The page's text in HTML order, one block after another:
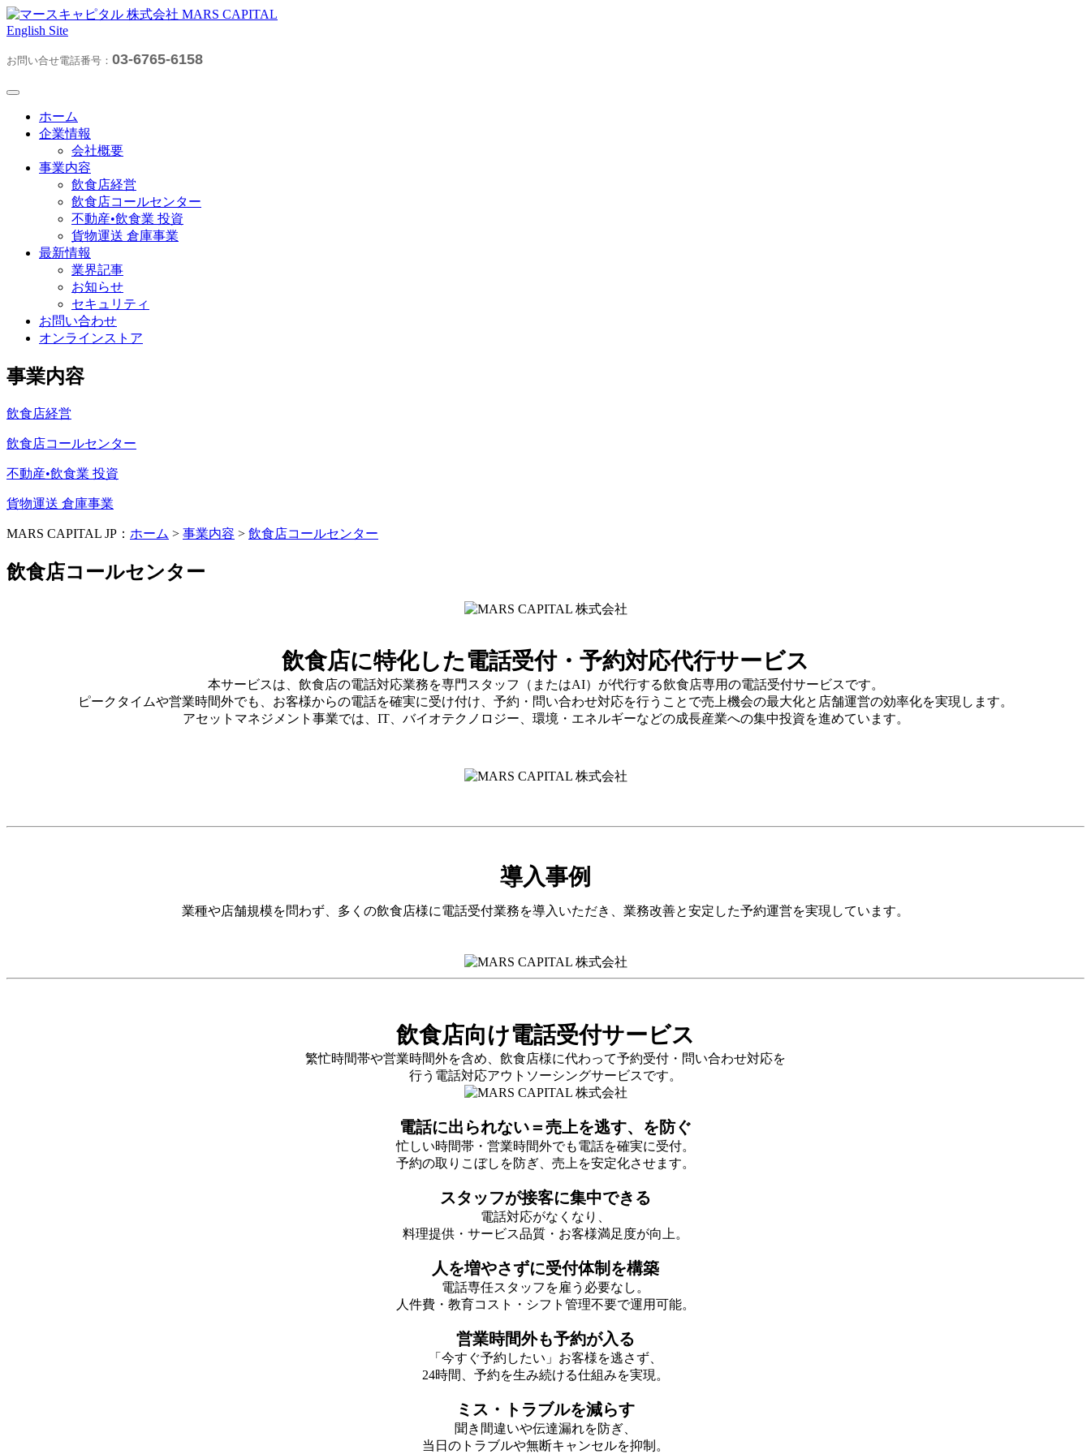
English Site
お問い合せ電話番号： 03-6765-6158
ホーム
企業情報
会社概要
事業内容
飲食店経営
飲食店コールセンター
不動産•飲食業 投資
貨物運送 倉庫事業
最新情報
業界記事
お知らせ
セキュリティ
お問い合わせ
オンラインストア
事業内容
飲食店経営
飲食店コールセンター
不動産•飲食業 投資
貨物運送 倉庫事業
MARS CAPITAL JP： ホーム > 事業内容 > 飲食店コールセンター
飲食店コールセンター
飲食店に特化した電話受付・予約対応代行サービス
本サービスは、飲食店の電話対応業務を専門スタッフ（またはAI）が代行する飲食店専用の電話受付サービスです。
ピークタイムや営業時間外でも、お客様からの電話を確実に受け付け、予約・問い合わせ対応を行うことで売上機会の最大化と店舗運営の効率化を実現します。
アセットマネジメント事業では、IT、バイオテクノロジー、環境・エネルギーなどの成長産業への集中投資を進めています。
導入事例
業種や店舗規模を問わず、多くの飲食店様に電話受付業務を導入いただき、業務改善と安定した予約運営を実現しています。
飲食店向け電話受付サービス
繁忙時間帯や営業時間外を含め、飲食店様に代わって予約受付・問い合わせ対応を
行う電話対応アウトソーシングサービスです。
電話に出られない＝売上を逃す、を防ぐ
忙しい時間帯・営業時間外でも電話を確実に受付。
予約の取りこぼしを防ぎ、売上を安定化させます。
スタッフが接客に集中できる
電話対応がなくなり、
料理提供・サービス品質・お客様満足度が向上。
人を増やさずに受付体制を構築
電話専任スタッフを雇う必要なし。
人件費・教育コスト・シフト管理不要で運用可能。
営業時間外も予約が入る
「今すぐ予約したい」お客様を逃さず、
24時間、予約を生み続ける仕組みを実現。
ミス・トラブルを減らす
聞き間違いや伝達漏れを防ぎ、
当日のトラブルや無断キャンセルを抑制。